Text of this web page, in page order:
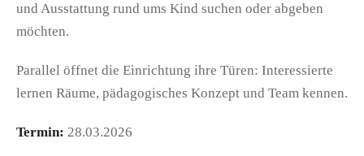
und Ausstattung rund ums Kind suchen oder abgeben
möchten.
Parallel öffnet die Einrichtung ihre Türen: Interessierte
lernen Räume, pädagogisches Konzept und Team kennen.
Termin: 28.03.2026